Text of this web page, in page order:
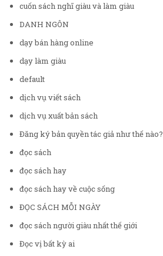
cuốn sách nghĩ giàu và làm giàu
DANH NGÔN
dạy bán hàng online
dạy làm giàu
default
dịch vụ viết sách
dịch vụ xuất bản sách
Đăng ký bản quyền tác giả như thế nào?
đọc sách
đọc sách hay
đọc sách hay về cuộc sống
ĐỌC SÁCH MỖI NGÀY
đọc sách người giàu nhất thế giới
Đọc vị bất kỳ ai